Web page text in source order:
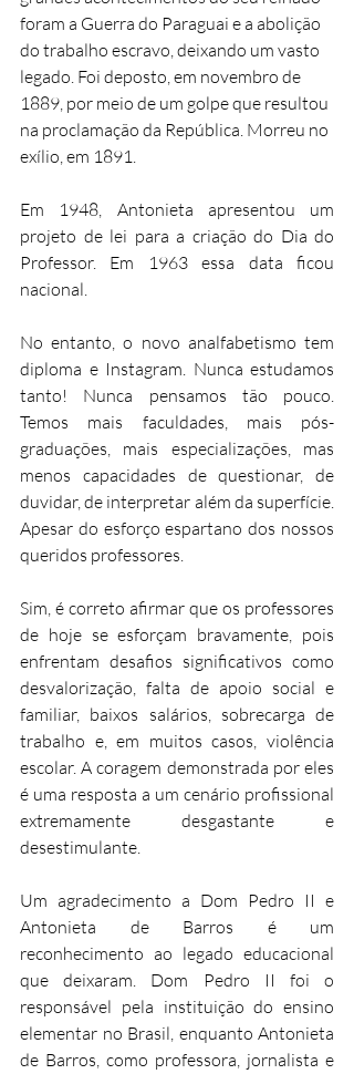
foram a Guerra do Paraguai e a abolição
do trabalho escravo, deixando um vasto
legado. Foi deposto, em novembro de
1889, por meio de um golpe que resultou
na proclamação da República. Morreu no
exílio, em 1891.
Em 1948, Antonieta apresentou um
projeto de lei para a criação do Dia do
Professor. Em 1963 essa data ficou
nacional.
No entanto, o novo analfabetismo tem
diploma e Instagram. Nunca estudamos
tanto! Nunca pensamos tão pouco.
Temos mais faculdades, mais pós-
graduações, mais especializações, mas
menos capacidades de questionar, de
duvidar, de interpretar além da superfície.
Apesar do esforço espartano dos nossos
queridos professores.
Sim, é correto afirmar que os professores
de hoje se esforçam bravamente, pois
enfrentam desafios significativos como
desvalorização, falta de apoio social e
familiar, baixos salários, sobrecarga de
trabalho e, em muitos casos, violência
escolar. A coragem demonstrada por eles
é uma resposta a um cenário profissional
extremamente desgastante e
desestimulante.
Um agradecimento a Dom Pedro II e
Antonieta de Barros é um
reconhecimento ao legado educacional
que deixaram. Dom Pedro II foi o
responsável pela instituição do ensino
elementar no Brasil, enquanto Antonieta
de Barros, como professora, jornalista e